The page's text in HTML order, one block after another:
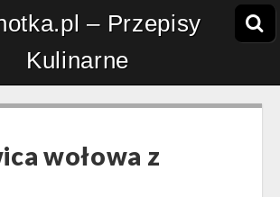
– Przepisy
Kulinarne
wołowa z